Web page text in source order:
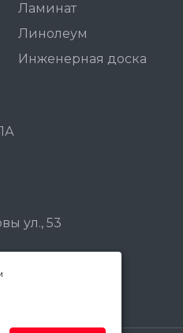
Ламинат
Линолеум
Инженерная доска
ул., 53